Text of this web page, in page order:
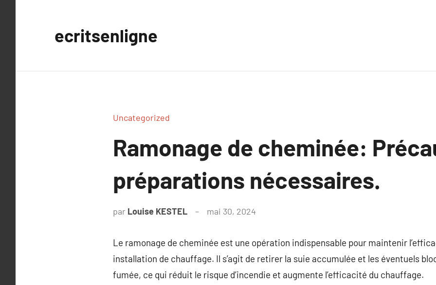
ecritsenligne
Uncategorized
Ramonage de cheminée:
préparations nécessaires.
par Louise KESTEL mai 30, 2024
Le ramonage de cheminée est une opération indispensable pour maintenir
installation de chauffage. Il s’agit de retirer la suie accumulée et les éventuels
fumée, ce qui réduit le risque d’incendie et augmente l’efficacité du chauffage.